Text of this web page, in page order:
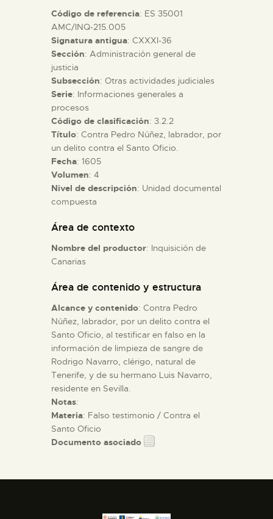
ESPAÑOL
PREPARAR LA VISITA
ACTIVIDADES
█
EL MUSEO
COLECCIONES
Código de referencia: ES 35001
AMC/INQ-215.005
Signatura antigua: CXXXI-36
Sección: Administración general de
justicia
Subsección: Otras actividades judiciales
Serie: Informaciones generales a
procesos
Código de clasificación: 3.2.2
Título: Contra Pedro Núñez, labrador, por
un delito contra el Santo Oficio.
Fecha: 1605
Volumen: 4
Nivel de descripción: Unidad documental
compuesta
Área de contexto
Nombre del productor: Inquisición de
Canarias
Área de contenido y estructura
Alcance y contenido: Contra Pedro
Núñez, labrador, por un delito contra el
Santo Oficio, al testificar en falso en la
información de limpieza de sangre de
Rodrigo Navarro, clérigo, natural de
Tenerife, y de su hermano Luis Navarro,
residente en Sevilla.
Notas:
Materia: Falso testimonio / Contra el
Santo Oficio
Documento asociado